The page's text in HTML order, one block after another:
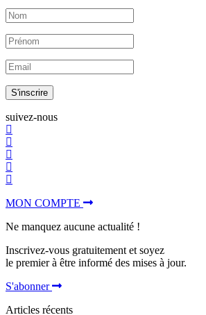
S'inscrire
suivez-nous
MON COMPTE
Ne manquez aucune actualité !
Inscrivez-vous gratuitement et soyez
le premier à être informé des mises à jour.
S'abonner
Articles récents